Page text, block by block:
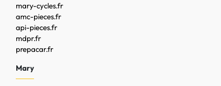
mary-cycles.fr
amc-pieces.fr
api-pieces.fr
mdpr.fr
prepacar.fr
Mary